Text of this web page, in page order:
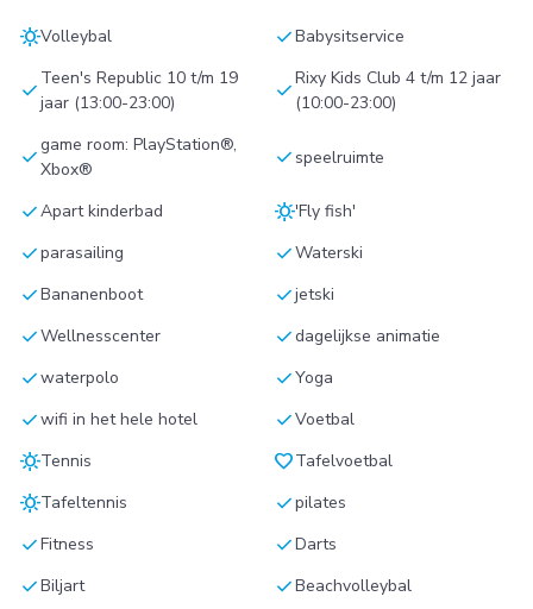
sunnyVolleybal checkBabysitservice
check Teen's Republic 10 t/m 19
jaar (13:00-23:00)
checkRixy Kids Club 4 t/m 12 jaar
(10:00-23:00)
checkgame room: PlayStation®,
Xbox®
check speelruimte
checkApart kinderbad sunny'Fly fish'
checkparasailing checkWaterski
checkBananenboot checkjetski
checkWellnesscenter checkdagelijkse animatie
checkwaterpolo checkYoga
checkwifi in het hele hotel checkVoetbal
sunnyTennis favoriteTafelvoetbal
sunnyTafeltennis checkpilates
checkFitness checkDarts
checkBiljart checkBeachvolleybal